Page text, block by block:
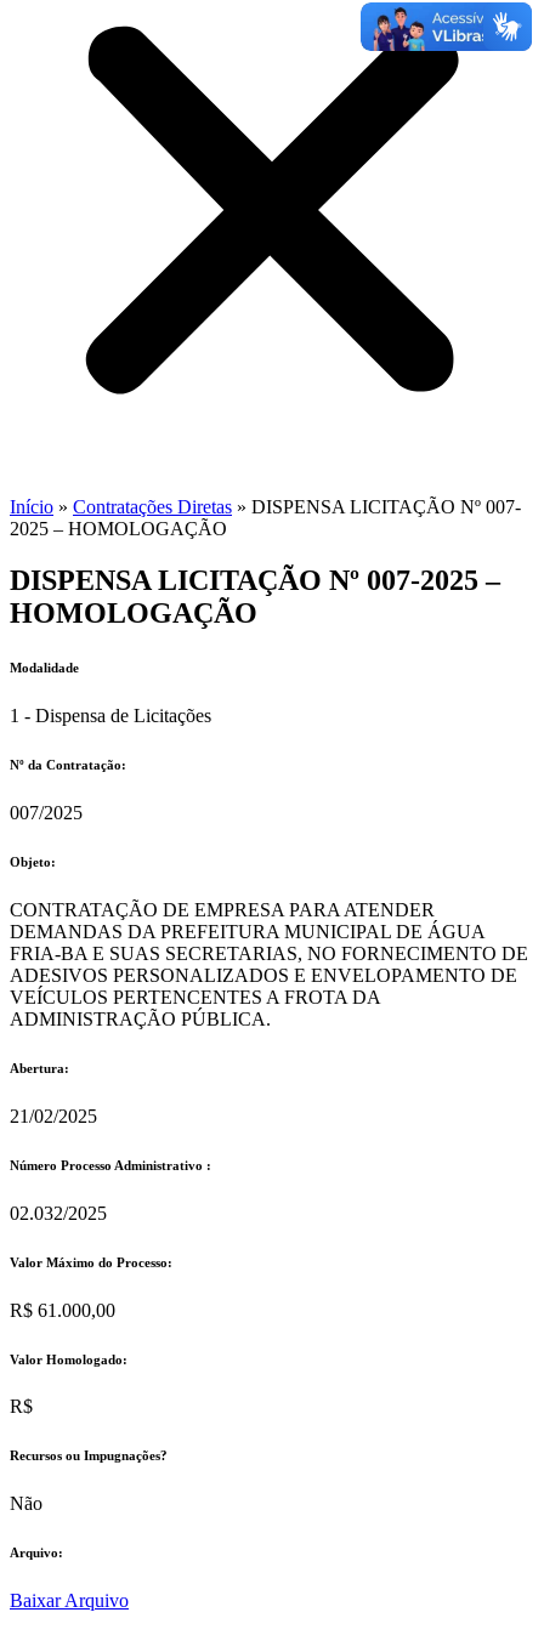
Início » Contratações Diretas » DISPENSA LICITAÇÃO Nº 007-
2025 – HOMOLOGAÇÃO
DISPENSA LICITAÇÃO Nº 007-2025 –
HOMOLOGAÇÃO
Modalidade
1 - Dispensa de Licitações
Nº da Contratação:
007/2025
Objeto:
CONTRATAÇÃO DE EMPRESA PARA ATENDER
DEMANDAS DA PREFEITURA MUNICIPAL DE ÁGUA
FRIA-BA E SUAS SECRETARIAS, NO FORNECIMENTO DE
ADESIVOS PERSONALIZADOS E ENVELOPAMENTO DE
VEÍCULOS PERTENCENTES A FROTA DA
ADMINISTRAÇÃO PÚBLICA.
Abertura:
21/02/2025
Número Processo Administrativo :
02.032/2025
Valor Máximo do Processo: ​
R$ 61.000,00
Valor Homologado: ​
R$
Recursos ou Impugnações? ​
Não
Arquivo:
Baixar Arquivo